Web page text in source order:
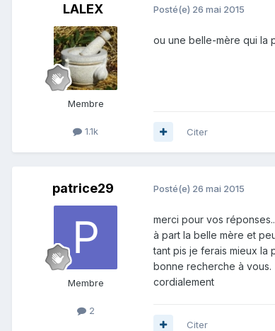
LALEX
Membre
1.1k
Posté(e) 26 mai 2015
ou une belle-mère qui la
Citer
patrice29
Membre
2
Posté(e) 26 mai 2015
merci pour vos
à part la belle mère et
tant pis je ferais mieux la
bonne recherche à vous.
cordialement
Citer